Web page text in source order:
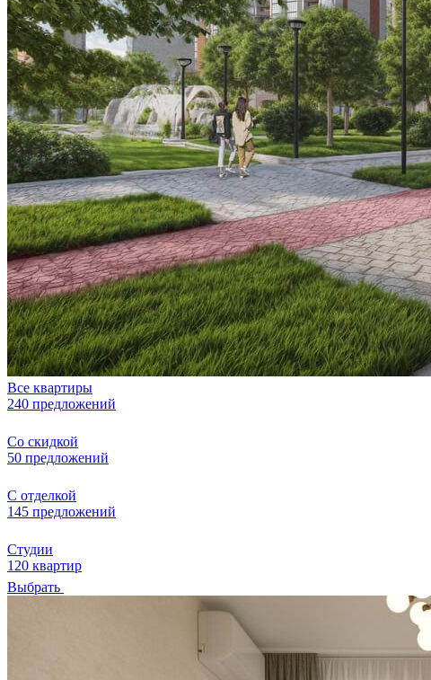
Все квартиры
240 предложений
Со скидкой
50 предложений
С отделкой
145 предложений
Студии
120 квартир
Выбрать